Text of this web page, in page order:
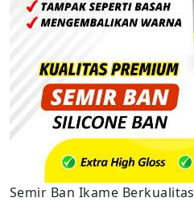
Semir Ban Ikame Berkualitas